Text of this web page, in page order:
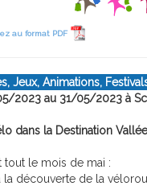
au format PDF
Jeux, Animations,
2023 au 31/05/2023 à
dans la Destination
tout le mois de mai :
la découverte de la